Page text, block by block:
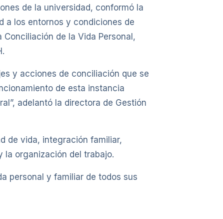
de la universidad, conformó la
a los entornos y condiciones de
de la Vida Personal,
y acciones de conciliación que se
de esta instancia
adelantó la directora de Gestión
de vida, integración familiar,
la organización del trabajo.
personal y familiar de todos sus